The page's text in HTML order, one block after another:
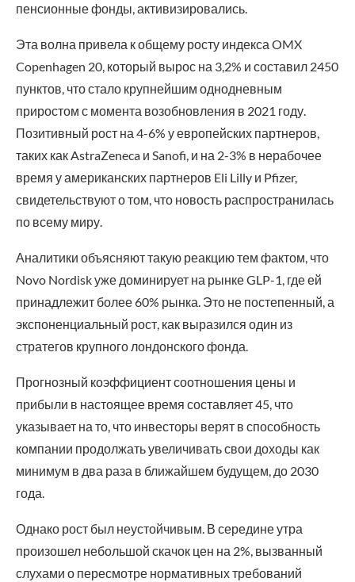
пенсионные фонды, активизировались.
Эта волна привела к общему росту индекса OMX
Copenhagen 20, который вырос на 3,2% и составил 2450
пунктов, что стало крупнейшим однодневным
приростом с момента возобновления в 2021 году.
Позитивный рост на 4-6% у европейских партнеров,
таких как AstraZeneca и Sanofi, и на 2-3% в нерабочее
время у американских партнеров Eli Lilly и Pfizer,
свидетельствуют о том, что новость распространилась
по всему миру.
Аналитики объясняют такую реакцию тем фактом, что
Novo Nordisk уже доминирует на рынке GLP-1, где ей
принадлежит более 60% рынка. Это не постепенный, а
экспоненциальный рост, как выразился один из
стратегов крупного лондонского фонда.
Прогнозный коэффициент соотношения цены и
прибыли в настоящее время составляет 45, что
указывает на то, что инвесторы верят в способность
компании продолжать увеличивать свои доходы как
минимум в два раза в ближайшем будущем, до 2030
года.
Однако рост был неустойчивым. В середине утра
произошел небольшой скачок цен на 2%, вызванный
слухами о пересмотре нормативных требований